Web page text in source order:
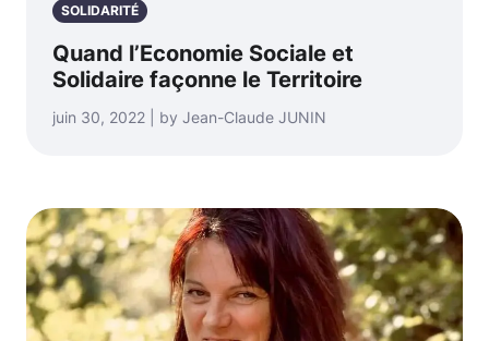
SOLIDARITÉ
Quand l’Economie Sociale et
Solidaire façonne le Territoire
juin 30, 2022 | by Jean-Claude JUNIN